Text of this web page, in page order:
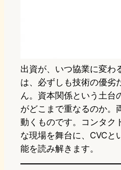
出資が、いつ協業に変わ
は、必ずしも技術の優劣
ん。資本関係という土台
がどこまで重なるのか。
動くものです。コンタク
な現場を舞台に、CVCと
能を読み解きます。